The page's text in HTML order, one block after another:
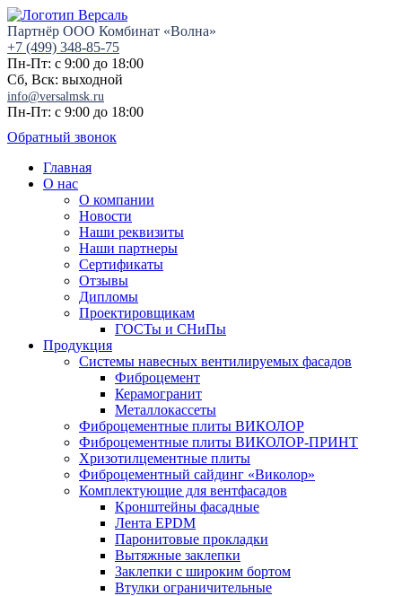
Партнёр ООО Комбинат «Волна»
+7 (499) 348-85-75
Пн-Пт: с 9:00 до 18:00
Сб, Вск: выходной
info@versalmsk.ru
Пн-Пт: с 9:00 до 18:00
Обратный звонок
Главная
О нас
О компании
Новости
Наши реквизиты
Наши партнеры
Сертификаты
Отзывы
Дипломы
Проектировщикам
ГОСТы и СНиПы
Продукция
Системы навесных вентилируемых фасадов
Фиброцемент
Керамогранит
Металлокассеты
Фиброцементные плиты ВИКОЛОР
Фиброцементные плиты ВИКОЛОР-ПРИНТ
Хризотилцементные плиты
Фиброцементный сайдинг «Виколор»
Комплектующие для вентфасадов
Кронштейны фасадные
Лента EPDM
Паронитовые прокладки
Вытяжные заклепки
Заклепки с широким бортом
Втулки ограничительные